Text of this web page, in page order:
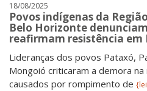
18/08/2025
Povos indígenas da
Belo Horizonte
reafirmam resistência em
Lideranças dos povos Pataxó,
Mongoió criticaram a demora
causados por rompimento de